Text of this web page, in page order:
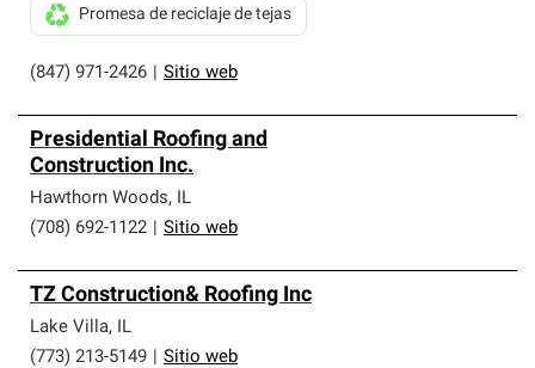
(847) 971-2426 Sitio web
Promesa de reciclaje de tejas
Presidential Roofing and
Construction Inc.
Hawthorn Woods, IL
(708) 692-1122
Sitio web
TZ Construction& Roofing Inc
Lake Villa, IL
(773) 213-5149
Sitio web